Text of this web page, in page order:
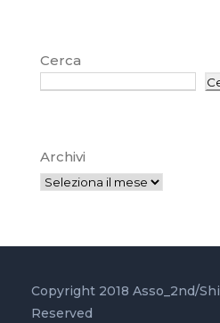
Cerca
Archivi
Copyright 2018 Asso_2nd/
Reserved